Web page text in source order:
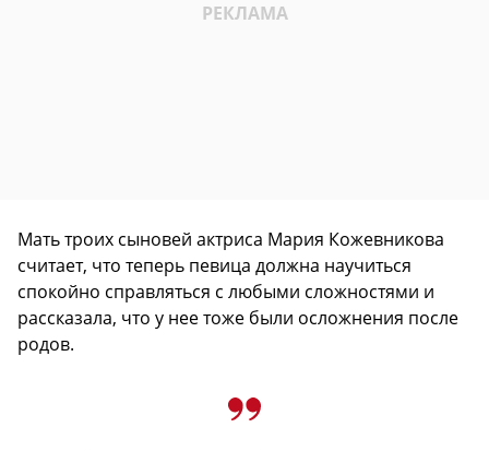
Мать троих сыновей актриса Мария Кожевникова
считает, что теперь певица должна научиться
спокойно справляться с любыми сложностями и
рассказала, что у нее тоже были осложнения после
родов.